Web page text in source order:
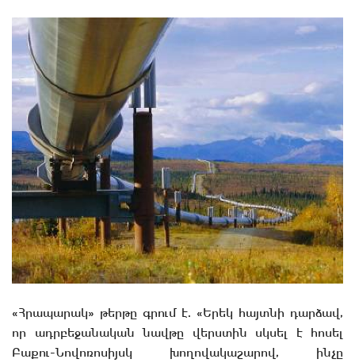
«Հրապարակ» թերթը գրում է. «Երեկ հայտնի դարձավ,
որ ադրբեջանական նավթը վերստին սկսել է հոսել
Բաքու-Նովոռոսիյսկ խողովակաշարով, ինչը